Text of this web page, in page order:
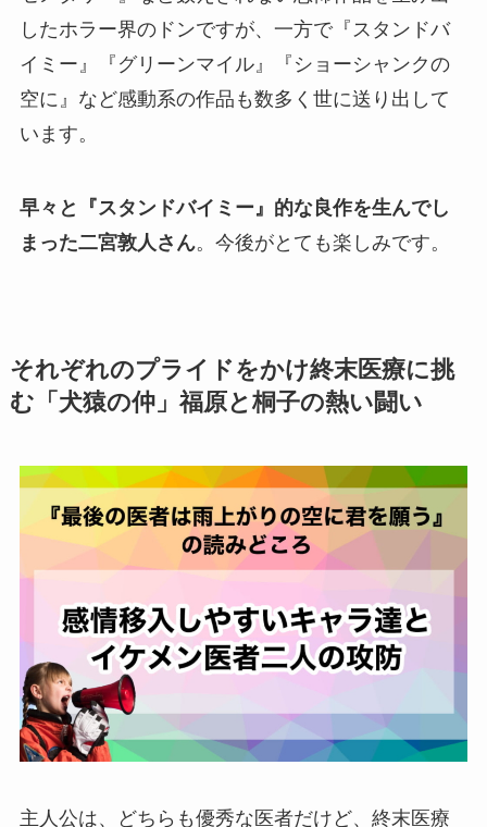
したホラー界のドンですが、一方で『スタンドバ
イミー』『グリーンマイル』『ショーシャンクの
空に』など感動系の作品も数多く世に送り出して
います。
早々と『スタンドバイミー』的な良作を生んでし
まった二宮敦人さん。今後がとても楽しみです。
それぞれのプライドをかけ終末医療に挑
む「犬猿の仲」福原と桐子の熱い闘い
主人公は、どちらも優秀な医者だけど、終末医療